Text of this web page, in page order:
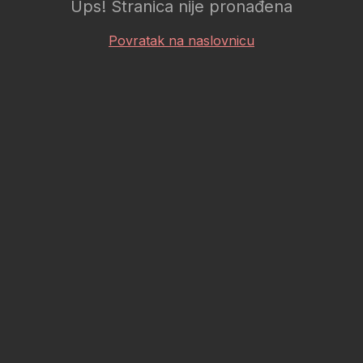
Ups! Stranica nije pronađena
Povratak na naslovnicu